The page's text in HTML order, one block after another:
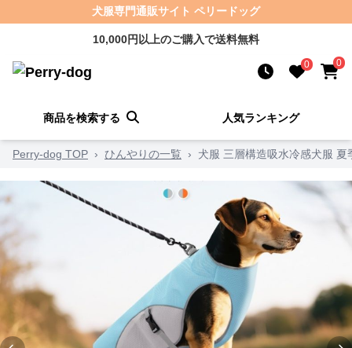
犬服専門通販サイト ペリードッグ
10,000円以上のご購入で送料無料
0 0
商品を検索する 人気ランキング
Perry-dog TOP › ひんやりの一覧 › 犬服 三層構造吸水冷感犬服